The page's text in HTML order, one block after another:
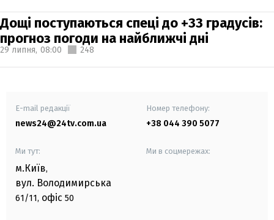
Дощі поступаються спеці до +33 градусів:
прогноз погоди на найближчі дні
29 липня, 08:00 248
E-mail редакції
news24@24tv.com.ua
Номер телефону:
+38 044 390 5077
Ми тут:
м.Київ,
вул. Володимирська
61/11, офіс 50
Ми в соцмережах: